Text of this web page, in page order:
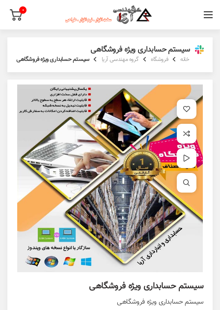
0
سیستم حسابداری ویژه فروشگاهی
خانه فروشگاه گروه مهندسی آریا سیستم حسابداری ویژه فروشگاهی
افزودن به علاقه مندی
افزودن به مقایسه
مشاهده ویدئو
برای بزرگنمایی کلیک کنید
سیستم حسابداری ویژه فروشگاهی
سیستم حسابداری ویژه فروشگاهی